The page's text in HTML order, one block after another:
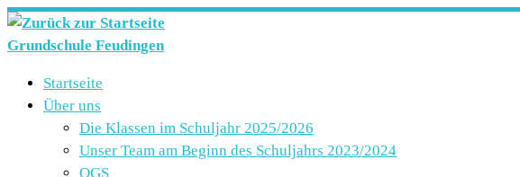
Zum
Inhalt
Grundschule Feudingen
Startseite
Über uns
Die Klassen im Schuljahr 2025/2026
Unser Team am Beginn des Schuljahrs 2023/2024
OGS